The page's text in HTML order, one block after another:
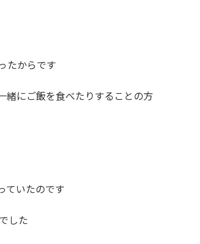
たからです
緒にご飯を食べたりすることの方
ていたのです
した